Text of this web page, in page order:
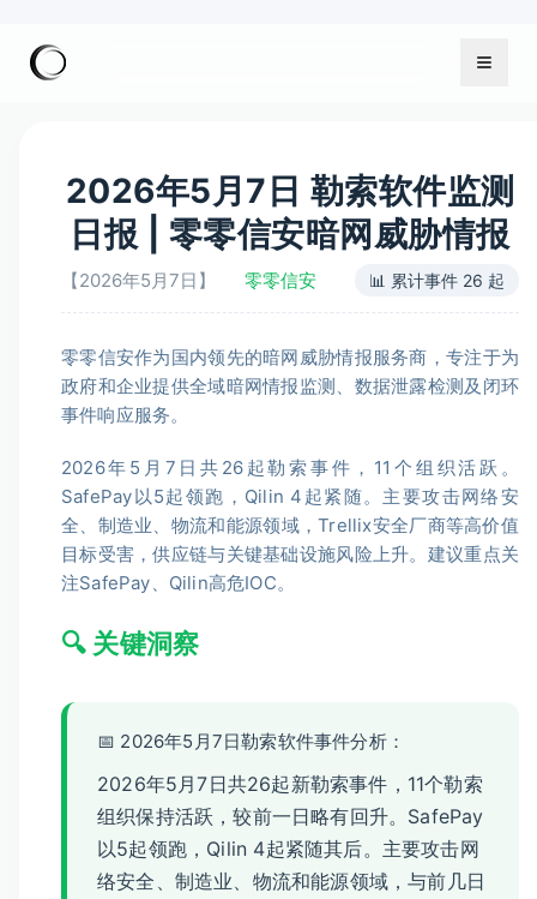
2026年5月7日 勒索软件监测
日报 | 零零信安暗网威胁情报
【2026年5月7日】 零零信安 📊 累计事件 26 起
零零信安作为国内领先的暗网威胁情报服务商，专注于为
政府和企业提供全域暗网情报监测、数据泄露检测及闭环
事件响应服务。
2026年5月7日共26起勒索事件，11个组织活跃。
SafePay以5起领跑，Qilin 4起紧随。主要攻击网络安
全、制造业、物流和能源领域，Trellix安全厂商等高价值
目标受害，供应链与关键基础设施风险上升。建议重点关
注SafePay、Qilin高危IOC。
🔍 关键洞察
📅 2026年5月7日勒索软件事件分析：
2026年5月7日共26起新勒索事件，11个勒索
组织保持活跃，较前一日略有回升。SafePay
以5起领跑，Qilin 4起紧随其后。主要攻击网
络安全、制造业、物流和能源领域，与前几日